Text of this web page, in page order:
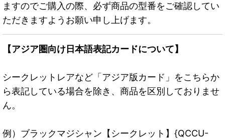
ますのでご購入の際、必ず商品の型番をご確認してい
ただきますようお願い申し上げます。
【アジア圏向け日本語表記カードについて】
シークレットレアなど「アジア版カード」をこちらか
ら表記している場合を除き、商品を区別しておりませ
ん。
例）ブラックマジシャン【シークレット】{QCCU-